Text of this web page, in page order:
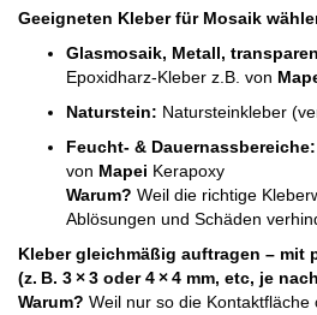
Geeigneten Kleber für Mosaik
Glasmosaik, Metall,
Epoxidharz-Kleber z.B. von
Naturstein: Natursteinkleber
Feucht- & Dauernassbereiche:
von Mapei Kerapoxy
Warum? Weil die richtige
Ablösungen und Schäden
Kleber gleichmäßig auftragen – mit
(z. B. 3 × 3 oder 4 × 4 mm, etc, je
Warum? Weil nur so die